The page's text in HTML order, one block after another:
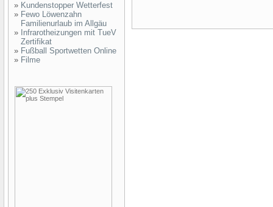
» Kundenstopper Wetterfest
» Fewo Löwenzahn
Familienurlaub im Allgäu
» Infrarotheizungen mit TueV
Zertifikat
» Fußball Sportwetten Online
» Filme